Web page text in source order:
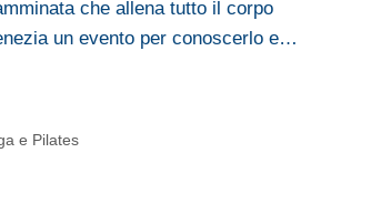
che allena tutto il corpo
un evento per conoscerlo e…
e Pilates